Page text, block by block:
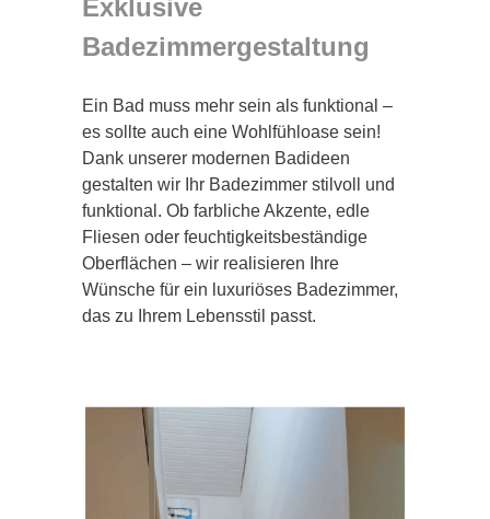
Exklusive
Badezimmergestaltung
Ein Bad muss mehr sein als funktional –
es sollte auch eine Wohlfühloase sein!
Dank unserer modernen Badideen
gestalten wir Ihr Badezimmer stilvoll und
funktional. Ob farbliche Akzente, edle
Fliesen oder feuchtigkeitsbeständige
Oberflächen – wir realisieren Ihre
Wünsche für ein luxuriöses Badezimmer,
das zu Ihrem Lebensstil passt.